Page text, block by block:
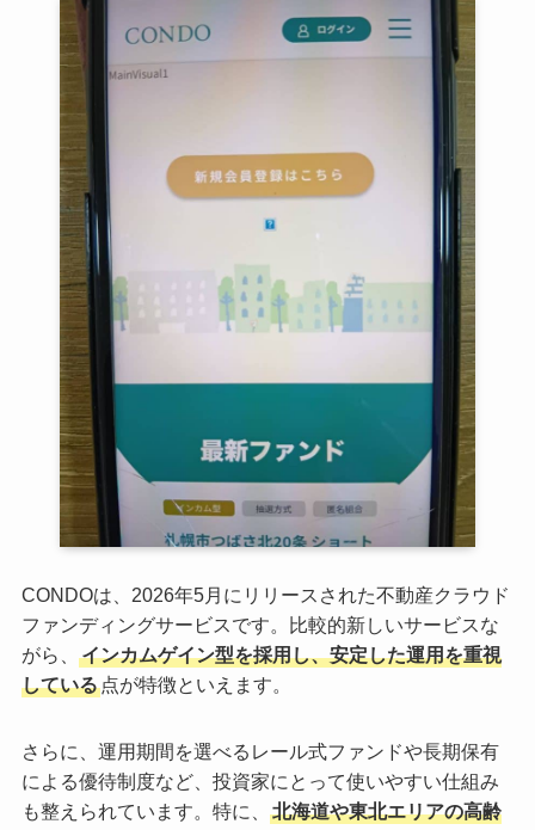
CONDOは、2026年5月にリリースされた不動産クラウド
ファンディングサービスです。比較的新しいサービスな
がら、
インカムゲイン型を採用し、安定した運用を重視
している点が特徴といえます。
さらに、運用期間を選べるレール式ファンドや長期保有
による優待制度など、投資家にとって使いやすい仕組み
も整えられています。特に、
北海道や東北エリアの高齢